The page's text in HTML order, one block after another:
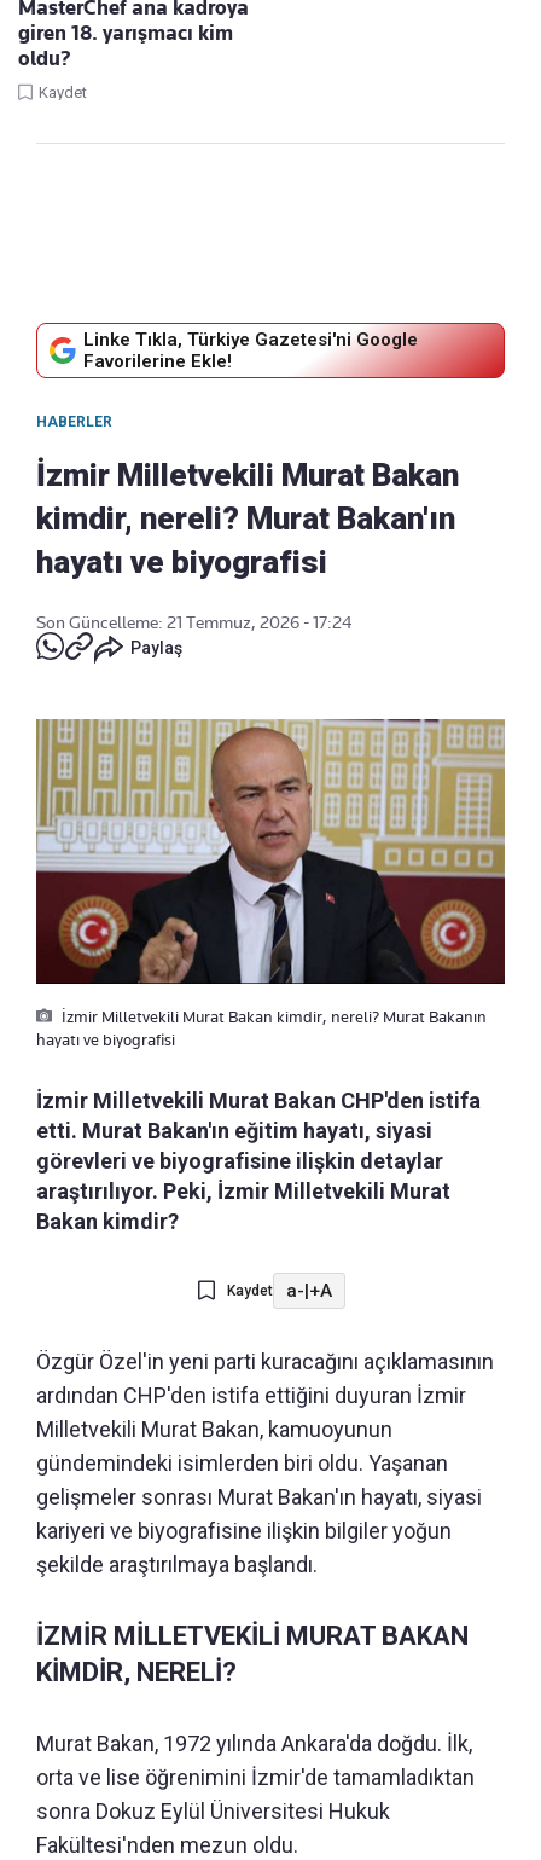
MasterChef ana kadroya
giren 18. yarışmacı kim
oldu?
Kaydet
Linke Tıkla, Türkiye Gazetesi'ni Google
Favorilerine Ekle!
HABERLER
İzmir Milletvekili Murat Bakan
kimdir, nereli? Murat Bakan'ın
hayatı ve biyografisi
Son Güncelleme: 21 Temmuz, 2026 - 17:24
Paylaş
İzmir Milletvekili Murat Bakan kimdir, nereli? Murat Bakanın
hayatı ve biyografisi
İzmir Milletvekili Murat Bakan CHP'den istifa
etti. Murat Bakan'ın eğitim hayatı, siyasi
görevleri ve biyografisine ilişkin detaylar
araştırılıyor. Peki, İzmir Milletvekili Murat
Bakan kimdir?
Kaydet a-|+A
Özgür Özel'in yeni parti kuracağını açıklamasının
ardından CHP'den istifa ettiğini duyuran İzmir
Milletvekili Murat Bakan, kamuoyunun
gündemindeki isimlerden biri oldu. Yaşanan
gelişmeler sonrası Murat Bakan'ın hayatı, siyasi
kariyeri ve biyografisine ilişkin bilgiler yoğun
şekilde araştırılmaya başlandı.
İZMİR MİLLETVEKİLİ MURAT BAKAN
KİMDİR, NERELİ?
Murat Bakan, 1972 yılında Ankara'da doğdu. İlk,
orta ve lise öğrenimini İzmir'de tamamladıktan
sonra Dokuz Eylül Üniversitesi Hukuk
Fakültesi'nden mezun oldu.